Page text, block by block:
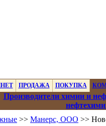
ПРОДАЖА ПОКУПКА
Производители химии и
>> Манерс, ООО >>